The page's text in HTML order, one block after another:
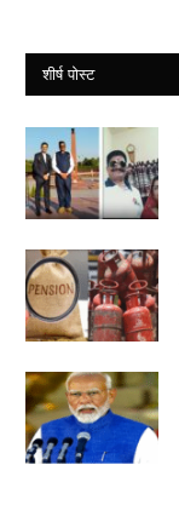
शीर्ष पोस्ट